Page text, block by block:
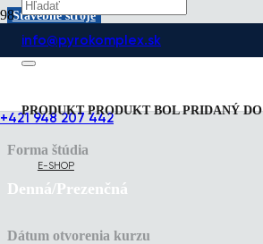
info@pyrokomplex.sk
PRODUKTPRODUKTBOL PRIDANÝ
E-SHOP
+421 948 207 442
Stavebné stroje
Stavebné stroje
Forma štúdia
Denná/Prezenčná
Dátum otvorenia kurzu